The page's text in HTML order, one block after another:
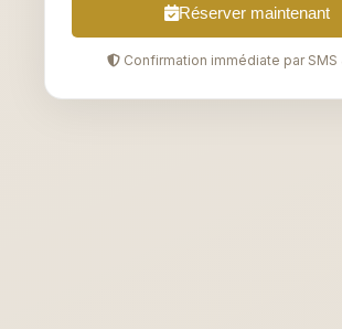
Réserver maintenant
Confirmation immédiate par SMS